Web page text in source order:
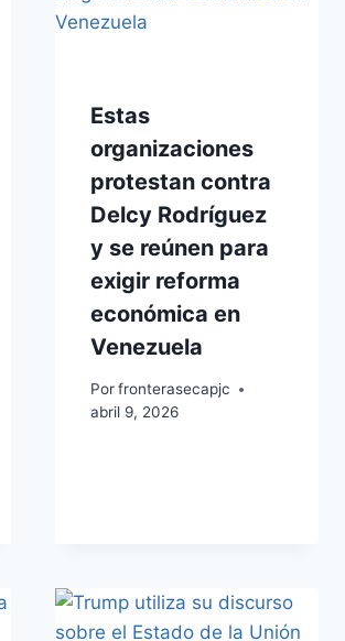
Estas
organizaciones
protestan contra
Delcy Rodríguez
y se reúnen para
exigir reforma
económica en
Venezuela
Por fronterasecapjc
abril 9, 2026